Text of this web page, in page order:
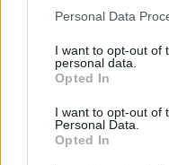
Personal Data
I want to opt-out of
personal data.
Opted In
I want to opt-out of
Personal Data.
Opted In
ΜΗΤΣΟΤΑΚΗΣ
ΕΥΡΩΕΚΛΟΓΕΣ